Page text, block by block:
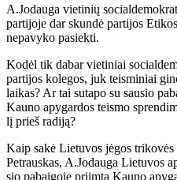
A.Jo­dau­ga vie­ti­nių
par­ti­jo­je dar skun­dė par­ti­jos
ne­pa­vy­ko pa­siek­ti.
Ko­dėl tik da­bar vie­ti­niai
par­ti­jos ko­le­gos, juk teis­mi­niai
lai­kas? Ar tai su­ta­po su sau­sio
Kau­no apy­gar­dos teis­mo
lį prieš ra­di­ją?
Kaip sa­kė Lie­tu­vos jė­gos
Pet­raus­kas, A.Jo­dau­ga Lie­tu­vos
sio pa­bai­go­je pri­im­tą Kau­no